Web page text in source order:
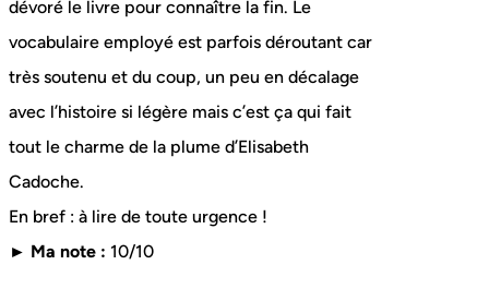
dévoré le livre pour connaître la fin. Le
vocabulaire employé est parfois déroutant car
très soutenu et du coup, un peu en décalage
avec l’histoire si légère mais c’est ça qui fait
tout le charme de la plume d’Elisabeth
Cadoche.
En bref : à lire de toute urgence !
► Ma note : 10/10